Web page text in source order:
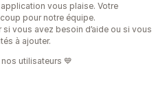
vous plaise. Votre
pour notre équipe.
si vous avez besoin d’aide ou si vous
à ajouter.
utilisateurs 💙